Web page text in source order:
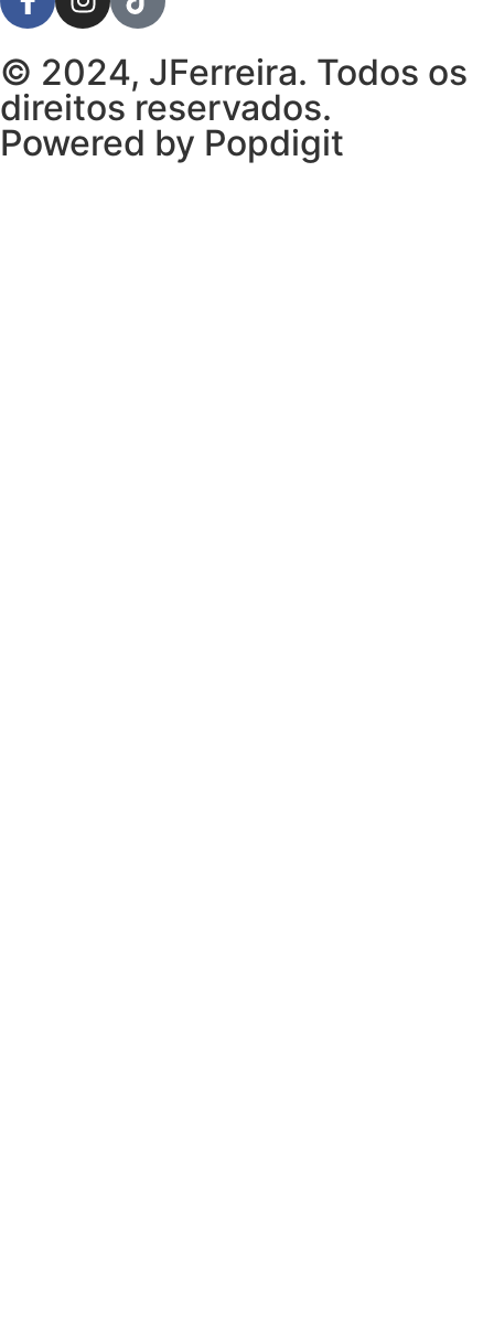
© 2024, JFerreira. Todos os
direitos reservados.
Powered by Popdigit